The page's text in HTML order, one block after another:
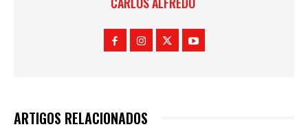
ARTIGOS RELACIONADOS